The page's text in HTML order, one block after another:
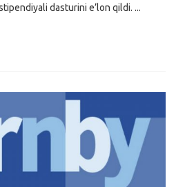
dasturini e’lon qildi. ...